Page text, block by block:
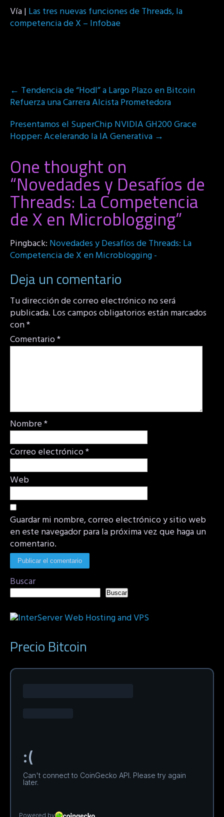
Vía | Las tres nuevas funciones de Threads, la
competencia de X – Infobae
Post
navigation
← Tendencia de “Hodl” a Largo Plazo en Bitcoin
Refuerza una Carrera Alcista Prometedora
Presentamos el SuperChip NVIDIA GH200 Grace
Hopper: Acelerando la IA Generativa →
One thought on
“Novedades y Desafíos de
Threads: La Competencia
de X en Microblogging”
Pingback: Novedades y Desafíos de Threads: La
Competencia de X en Microblogging -
Deja un comentario
Tu dirección de correo electrónico no será
publicada. Los campos obligatorios están marcados
con*
Comentario*
Nombre*
Correo electrónico*
Web
Guardar mi nombre, correo electrónico y sitio web
en este navegador para la próxima vez que haga un
comentario.
Buscar
Buscar
Precio Bitcoin